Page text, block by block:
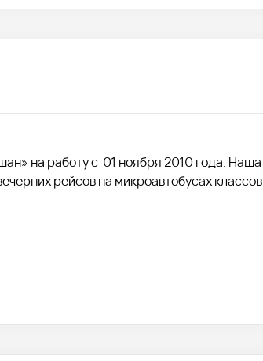
на работу с 01 ноября 2010 года.
рейсов на микроавтобусах классов